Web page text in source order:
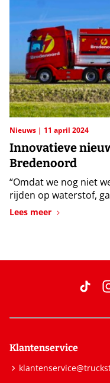
Nieuws 11 april 2024
Innovatieve
Bredenoord
“Omdat we nog niet
rijden op waterstof,
Lees meer
Klantenservice